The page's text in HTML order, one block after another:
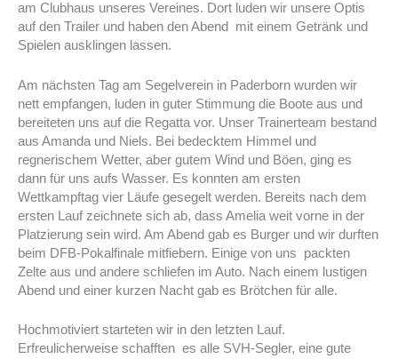
am Clubhaus unseres Vereines. Dort luden wir unsere Optis
auf den Trailer und haben den Abend mit einem Getränk und
Spielen ausklingen lassen.
Am nächsten Tag am Segelverein in Paderborn wurden wir
nett empfangen, luden in guter Stimmung die Boote aus und
bereiteten uns auf die Regatta vor. Unser Trainerteam bestand
aus Amanda und Niels. Bei bedecktem Himmel und
regnerischem Wetter, aber gutem Wind und Böen, ging es
dann für uns aufs Wasser. Es konnten am ersten
Wettkampftag vier Läufe gesegelt werden. Bereits nach dem
ersten Lauf zeichnete sich ab, dass Amelia weit vorne in der
Platzierung sein wird. Am Abend gab es Burger und wir durften
beim DFB-Pokalfinale mitfiebern. Einige von uns packten
Zelte aus und andere schliefen im Auto. Nach einem lustigen
Abend und einer kurzen Nacht gab es Brötchen für alle.
Hochmotiviert starteten wir in den letzten Lauf.
Erfreulicherweise schafften es alle SVH-Segler, eine gute